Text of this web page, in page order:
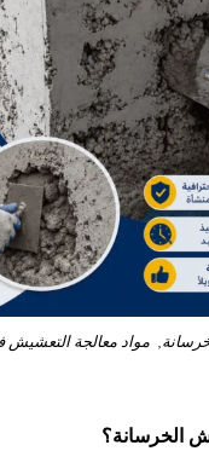
مواد معالجة التعشيش
الخرسانة؟